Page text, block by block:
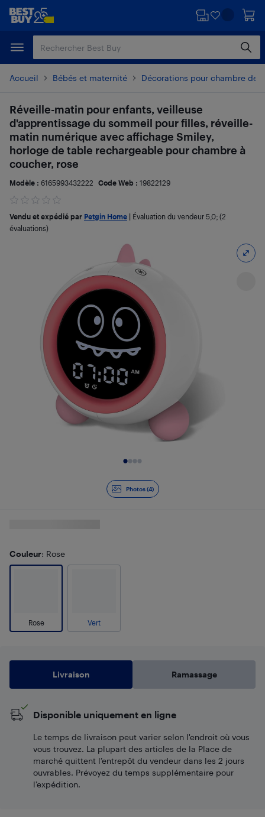
Passer
principal
Passer
Accueil Bébés et maternité Décorations pour chambre de
Photos (4)
Réveille-matin pour enfants, veilleuse
d'apprentissage du sommeil pour filles, réveille-
matin numérique avec affichage Smiley,
horloge de table rechargeable pour chambre à
coucher, rose
Modèle : 6165993432222 Code Web : 19822129
Vendu et expédié par Petgin Home Évaluation du vendeur 5,0; (2
évaluations)
Couleur: Rose
Rose Vert
Livraison Ramassage
Disponible uniquement en ligne
Le temps de livraison peut varier selon l'endroit où vous
vous trouvez. La plupart des articles de la Place de
marché quittent l’entrepôt du vendeur dans les 2 jours
ouvrables. Prévoyez du temps supplémentaire pour
l’expédition.